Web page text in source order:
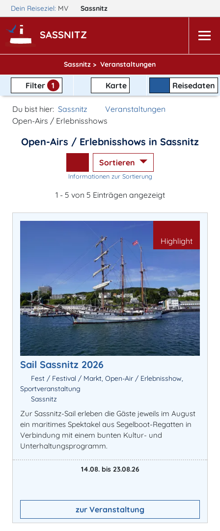
Dein Reiseziel: MV Sassnitz
SASSNITZ
Sassnitz > Veranstaltungen
Filter 1 Karte Reisedaten
Du bist hier: Sassnitz
Veranstaltungen
Open-Airs / Erlebnisshows
Open-Airs / Erlebnisshows in Sassnitz
Sortieren
Informationen zur Sortierung
1 - 5 von 5 Einträgen angezeigt
Highlight
Sail Sassnitz 2026
Fest / Festival / Markt, Open-Air / Erlebnisshow,
Sportveranstaltung
Sassnitz
Zur Sassnitz-Sail erleben die Gäste jeweils im August
ein maritimes Spektakel aus Segelboot-Regatten in
Verbindung mit einem bunten Kultur- und
Unterhaltungsprogramm.
14.08. bis 23.08.26
zur Veranstaltung